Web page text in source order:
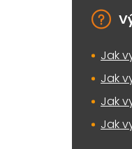
Jak
Jak
Jak
Jak